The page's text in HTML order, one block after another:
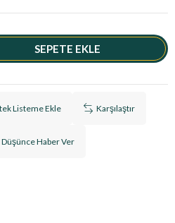
Listeme Ekle Karşılaştır
Düşünce Haber Ver